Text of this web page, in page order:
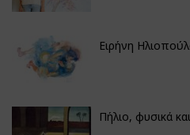
Ειρήνη
Πήλιο, φυσικά